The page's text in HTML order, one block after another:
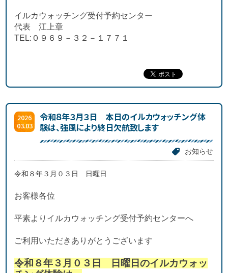
イルカウォッチング受付予約センター
代表 江上章
TEL:０９６９－３２－１７７１
2026
03.03
令和８年３月３日 本日のイルカウォッチング体
験は、強風により終日欠航致します
お知らせ
令和８年３月０３日 日曜日
お客様各位
平素よりイルカウォッチング受付予約センターへ
ご利用いただきありがとうございます
令和８年３月０３日 日曜日のイルカウォッ